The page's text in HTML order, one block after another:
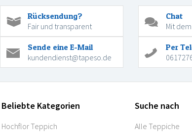
Rücksendung?
Fair und transparent
Chat
Mit
Sende eine E-Mail
kundendienst@tapeso.de
Per
Beliebte Kategorien
Hochflor Teppich
Suche nach
Alle Teppiche